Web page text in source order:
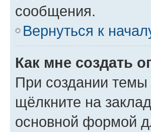
сообщения.
Вернуться к
Как мне создать
При создании
щёлкните на
основной формой